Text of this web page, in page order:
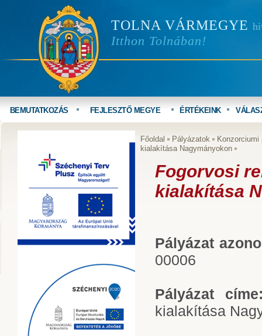
TOLNA VÁRMEGYE
Itthon Tolnában!
BEMUTATKOZÁS FEJLESZTŐ MEGYE ÉRTÉKEINK
Főoldal Pályázatok
Konzorciumi
kialakítása Nagymányokon
Fogorvosi
kialakítása
Pályázat
00006
Pályázat
kialakítása